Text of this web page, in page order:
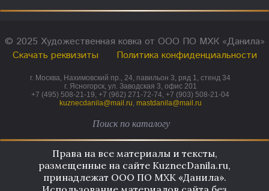
© 2025 Художественная ковка от ООО ПО МХК «Данила»
Скачать реквизиты
Политика конфиденциальности
г. Москва, Нахимовский пр., 24, павильон 3, ряд 1, стенд 34
г. Ясногорск, ул. Заводская 3, офис 201
+7 (495) 508-21-19, +7 (962) 271-72-74, +7 (903) 508-21-04
kuznecdanila@mail.ru, mastdanila@mail.ru
Права на все материалы и тексты,
размещенные на сайте KuznecDanila.ru,
принадлежат ООО ПО МХК «Данила».